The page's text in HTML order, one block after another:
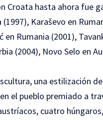
Croata hasta ahora fue
Karaševo en
Rumania (2001),
(2004), Novo Selo en
una estilización
el pueblo premiado a
cuatro